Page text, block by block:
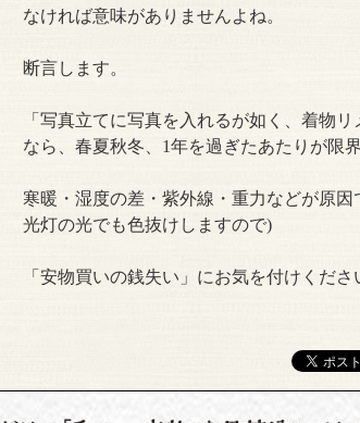
なければ意味がありませんよね。
断言します。
「写真立てに写真を入れるが如く、着物
なら、春夏秋冬、1年を過ぎたあたりが限界
寒暖・湿度の差・紫外線・重力などが原因
光灯の光でも色抜けしますので)
「安物買いの銭失い」にお気を付けくださ